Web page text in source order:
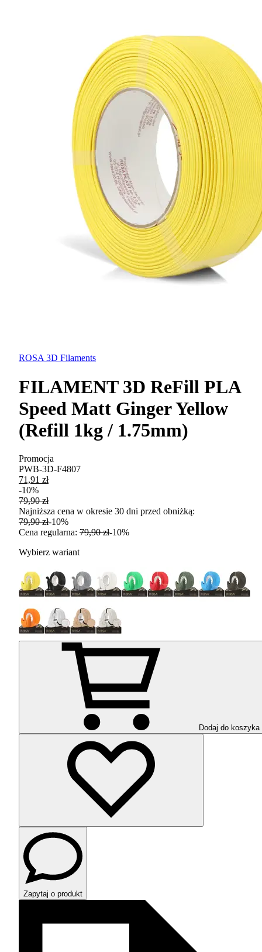
ROSA 3D Filaments
FILAMENT 3D ReFill PLA
Speed Matt Ginger Yellow
(Refill 1kg / 1.75mm)
Promocja
PWB-3D-F4807
71,91 zł
-10%
79,90 zł
Najniższa cena w okresie 30 dni przed obniżką:
79,90 zł-10%
Cena regularna: 79,90 zł-10%
Wybierz wariant
Dodaj do koszyka
Zapytaj o produkt